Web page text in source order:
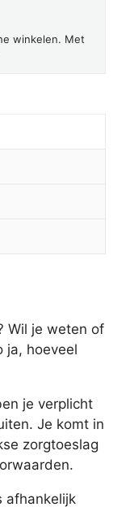
winkelen. Met
Wil je weten of
ja, hoeveel
je verplicht
Je komt in
zorgtoeslag
afhankelijk